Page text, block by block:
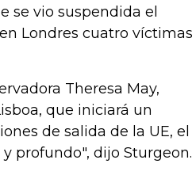
se vio suspendida el
Londres cuatro víctimas
Theresa May,
que iniciará un
de salida de la UE, el
profundo", dijo Sturgeon.